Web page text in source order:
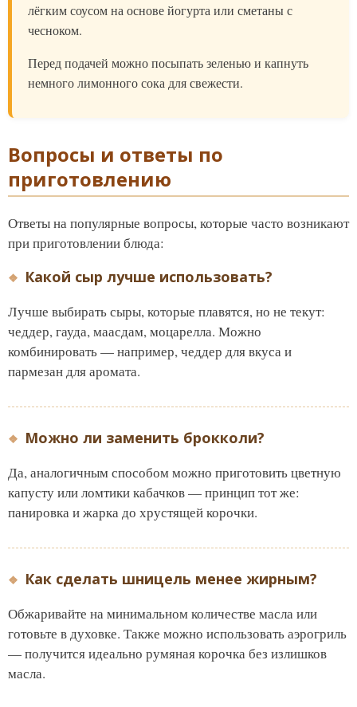
лёгким соусом на основе йогурта или сметаны с
чесноком.
Перед подачей можно посыпать зеленью и капнуть
немного лимонного сока для свежести.
Вопросы и ответы по
приготовлению
Ответы на популярные вопросы, которые часто возникают
при приготовлении блюда:
Какой сыр лучше использовать?
Лучше выбирать сыры, которые плавятся, но не текут:
чеддер, гауда, маасдам, моцарелла. Можно
комбинировать — например, чеддер для вкуса и
пармезан для аромата.
Можно ли заменить брокколи?
Да, аналогичным способом можно приготовить цветную
капусту или ломтики кабачков — принцип тот же:
панировка и жарка до хрустящей корочки.
Как сделать шницель менее жирным?
Обжаривайте на минимальном количестве масла или
готовьте в духовке. Также можно использовать аэрогриль
— получится идеально румяная корочка без излишков
масла.